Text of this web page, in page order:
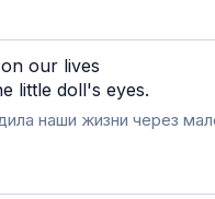
our lives
little doll's eyes.
наши жизни через